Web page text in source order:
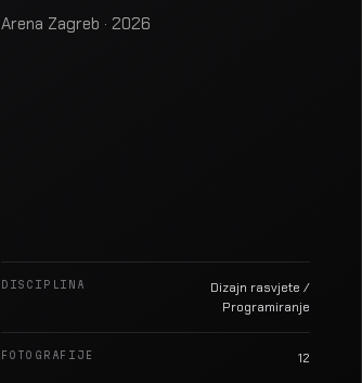
Arena Zagreb · 2026
DISCIPLINA
Dizajn rasvjete /
Programiranje
FOTOGRAFIJE 12